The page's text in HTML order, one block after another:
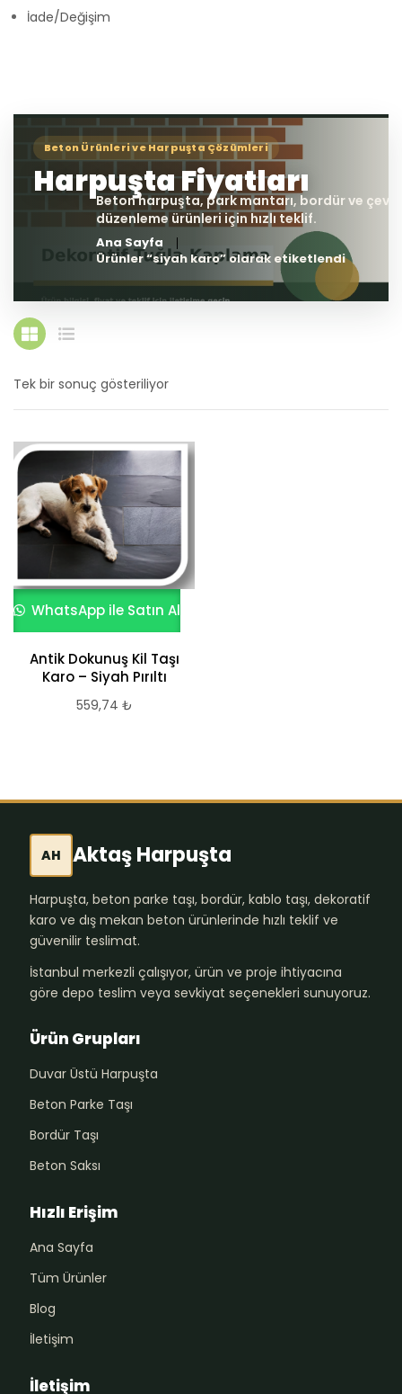
İade/Değişim
Ana Sayfa
Ürünler “siyah karo” olarak etiketlendi
Tek bir sonuç gösteriliyor
WhatsApp ile Satın Al
Antik Dokunuş Kil Taşı
Karo – Siyah Pırıltı
559,74 ₺
AH Aktaş Harpuşta
Harpuşta, beton parke taşı, bordür, kablo taşı, dekoratif
karo ve dış mekan beton ürünlerinde hızlı teklif ve
güvenilir teslimat.
İstanbul merkezli çalışıyor, ürün ve proje ihtiyacına
göre depo teslim veya sevkiyat seçenekleri sunuyoruz.
Ürün Grupları
Duvar Üstü Harpuşta
Beton Parke Taşı
Bordür Taşı
Beton Saksı
Hızlı Erişim
Ana Sayfa
Tüm Ürünler
Blog
İletişim
İletişim